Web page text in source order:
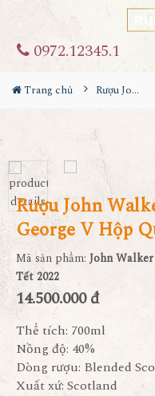
0972.12345.1
Trang chủ Rượu Johnnie walker
Rượu John
George V Hộp
Mã sản phẩm: John
Tết 2022
14.500.000 đ
Thể tích: 700ml
Nồng độ: 40%
Dòng rượu: Blended
Xuất xứ: Scotland